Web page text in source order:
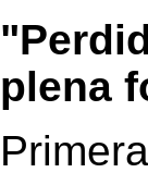
plena